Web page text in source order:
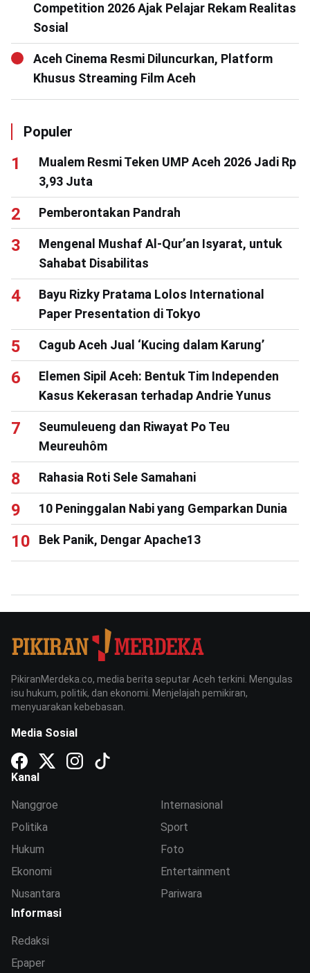
Competition 2026 Ajak Pelajar Rekam Realitas
Sosial
Aceh Cinema Resmi Diluncurkan, Platform
Khusus Streaming Film Aceh
Populer
Mualem Resmi Teken UMP Aceh 2026 Jadi Rp
3,93 Juta
Pemberontakan Pandrah
Mengenal Mushaf Al-Qur’an Isyarat, untuk
Sahabat Disabilitas
Bayu Rizky Pratama Lolos International
Paper Presentation di Tokyo
Cagub Aceh Jual ‘Kucing dalam Karung’
Elemen Sipil Aceh: Bentuk Tim Independen
Kasus Kekerasan terhadap Andrie Yunus
Seumuleueng dan Riwayat Po Teu
Meureuhôm
Rahasia Roti Sele Samahani
10 Peninggalan Nabi yang Gemparkan Dunia
Bek Panik, Dengar Apache13
PikiranMerdeka.co, media berita seputar Aceh terkini. Mengulas
isu hukum, politik, dan ekonomi. Menjelajah pemikiran,
menyuarakan kebebasan.
Media Sosial
Kanal
Nanggroe
Politika
Hukum
Ekonomi
Nusantara
Internasional
Sport
Foto
Entertainment
Pariwara
Informasi
Redaksi
Epaper